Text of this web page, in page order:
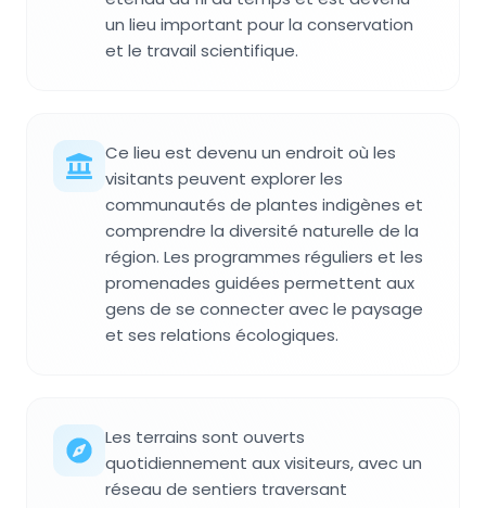
un lieu important pour la conservation
et le travail scientifique.
Ce lieu est devenu un endroit où les
visitants peuvent explorer les
communautés de plantes indigènes et
comprendre la diversité naturelle de la
région. Les programmes réguliers et les
promenades guidées permettent aux
gens de se connecter avec le paysage
et ses relations écologiques.
Les terrains sont ouverts
quotidiennement aux visiteurs, avec un
réseau de sentiers traversant